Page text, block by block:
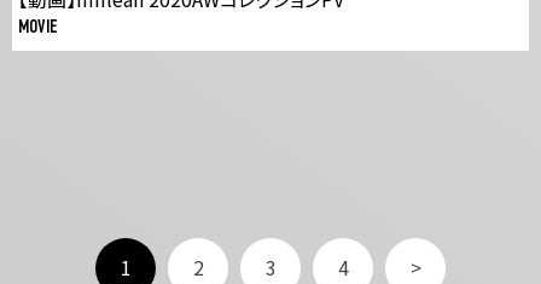
MOVIE
1 2 3 4